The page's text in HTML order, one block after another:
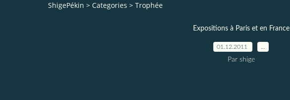
ShigePékin > Categories > Trophée
Expositions à Paris et en France
01.12.2011
Par shige